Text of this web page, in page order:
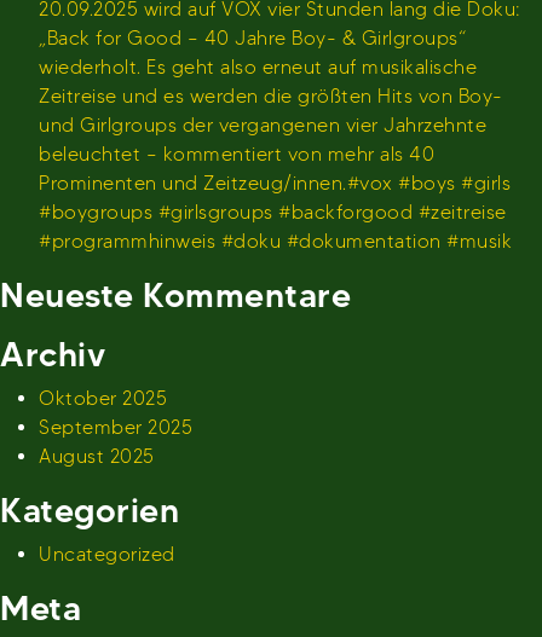
20.09.2025 wird auf VOX vier Stunden lang die Doku:
„Back for Good – 40 Jahre Boy- & Girlgroups“
wiederholt. Es geht also erneut auf musikalische
Zeitreise und es werden die größten Hits von Boy-
und Girlgroups der vergangenen vier Jahrzehnte
beleuchtet – kommentiert von mehr als 40
Prominenten und Zeitzeug/innen.#vox #boys #girls
#boygroups #girlsgroups #backforgood #zeitreise
#programmhinweis #doku #dokumentation #musik
Neueste Kommentare
Archiv
Oktober 2025
September 2025
August 2025
Kategorien
Uncategorized
Meta